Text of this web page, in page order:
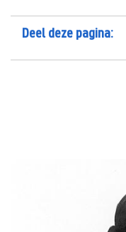
Deel deze pagina: